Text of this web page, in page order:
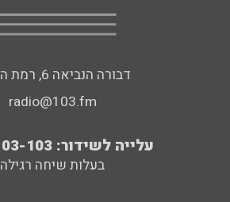
דבורה הנביאה 6, רמת השרון
radio@103.fm
עלייה לשידור: 0552-103-103
בעלות שיחה רגילה